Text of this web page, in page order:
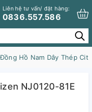
Liên hệ tư vấn/ đặt hàng:
0836.557.586
Đồng Hồ Nam Dây Thép
NJ0120-81E